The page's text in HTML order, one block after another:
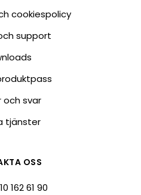
cookiespolicy
support
och svar
tjänster
OSS
162 61 90